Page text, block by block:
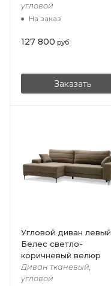
угловой
На заказ
127 800 руб
Заказать
Угловой диван левый
Белес cветло-
коричневый велюр
Диван тканевый,
угловой